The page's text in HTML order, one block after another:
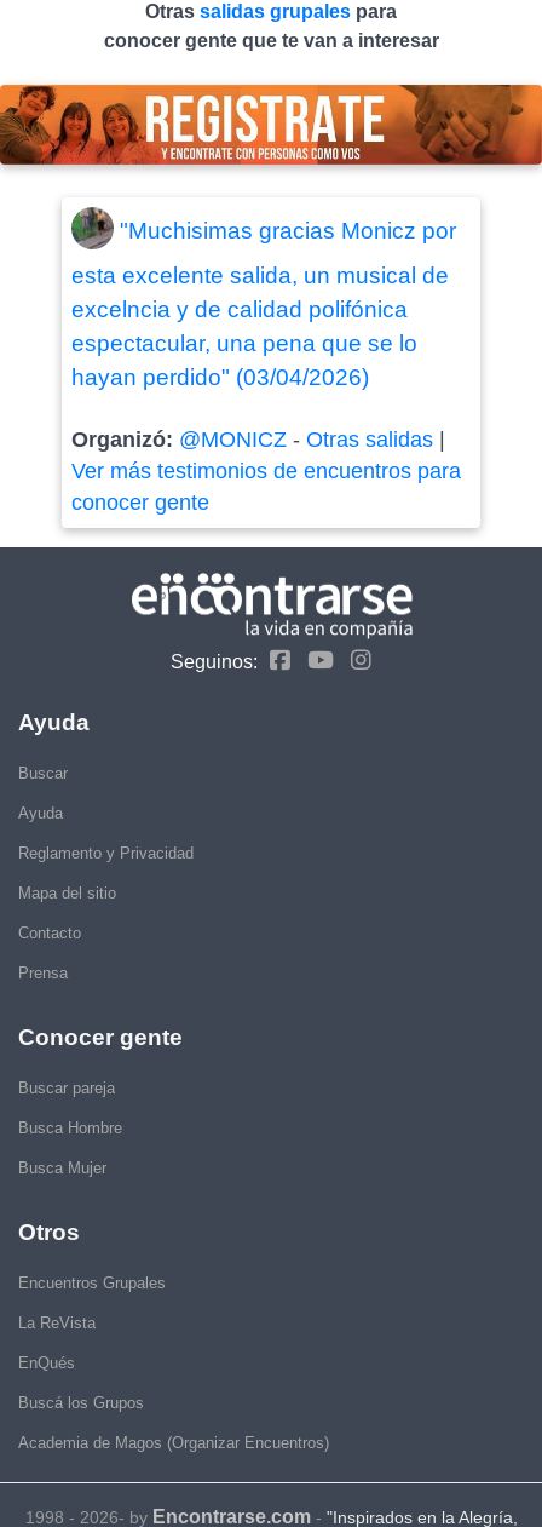
Otras salidas grupales para
conocer gente que te van a interesar
"Muchisimas gracias Monicz por
esta excelente salida, un musical de
excelncia y de calidad polifónica
espectacular, una pena que se lo
hayan perdido" (03/04/2026)
Organizó: @MONICZ- Otras salidas|
Ver más testimonios de encuentros para
conocer gente
Seguinos:
Ayuda
Buscar
Ayuda
Reglamento y Privacidad
Mapa del sitio
Contacto
Prensa
Conocer gente
Buscar pareja
Busca Hombre
Busca Mujer
Otros
Encuentros Grupales
La ReVista
EnQués
Buscá los Grupos
Academia de Magos (Organizar Encuentros)
1998 - 2026- by Encontrarse.com- "Inspirados en la Alegría,